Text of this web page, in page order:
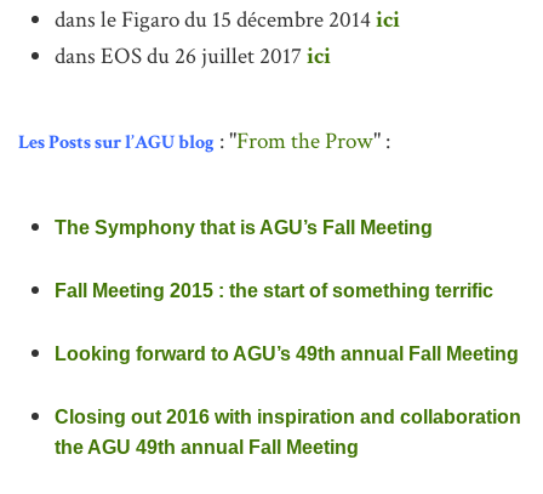
dans le Figaro du 15 décembre 2014ici
dans EOS du 26 juillet 2017ici
Les Posts sur l’AGU blog : "From the Prow" :
The Symphony that is AGU’s Fall Meeting
Fall Meeting 2015 : the start of something terrific
Looking forward to AGU’s 49th annual Fall Meeting
Closing out 2016 with inspiration and collaboration
the AGU 49th annual Fall Meeting